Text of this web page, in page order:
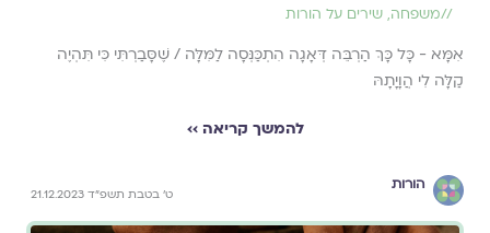
//משפחה, שירים על הורות
אִמָּא - כָּל כָּךְ הַרְבֵּה דְּאָגָה הִתְכַּנְּסָה לַמִּלָּה / שֶׁסָּבַרְתִּי כִּי תִּהְיֶה
קַלָּה לִי הֲוָיָתָהּ
להמשך קריאה ››
הורות
ט׳ בטבת תשפ״ד 21.12.2023